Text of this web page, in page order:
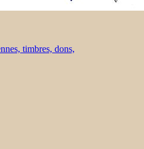
timbres, dons,